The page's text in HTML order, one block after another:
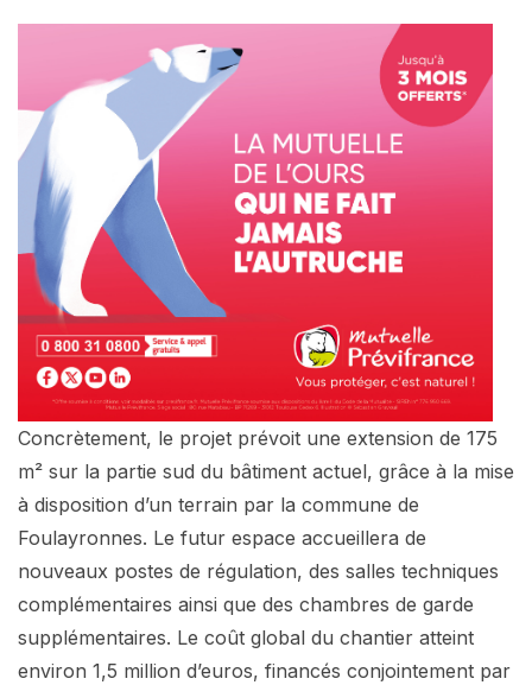
Concrètement, le projet prévoit une extension de 175
m² sur la partie sud du bâtiment actuel, grâce à la mise
à disposition d’un terrain par la commune de
Foulayronnes. Le futur espace accueillera de
nouveaux postes de régulation, des salles techniques
complémentaires ainsi que des chambres de garde
supplémentaires. Le coût global du chantier atteint
environ 1,5 million d’euros, financés conjointement par